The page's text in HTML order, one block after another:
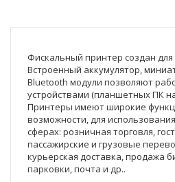
Фискальный принтер создан
Встроенный аккумулятор,
Bluetooth модули позволяют
устройствами (планшетных ПК
Принтеры имеют широкие
возможности, для
сферах: розничная торговля,
пассажирские и грузовые
курьерская доставка, продажа
парковки, почта и др..